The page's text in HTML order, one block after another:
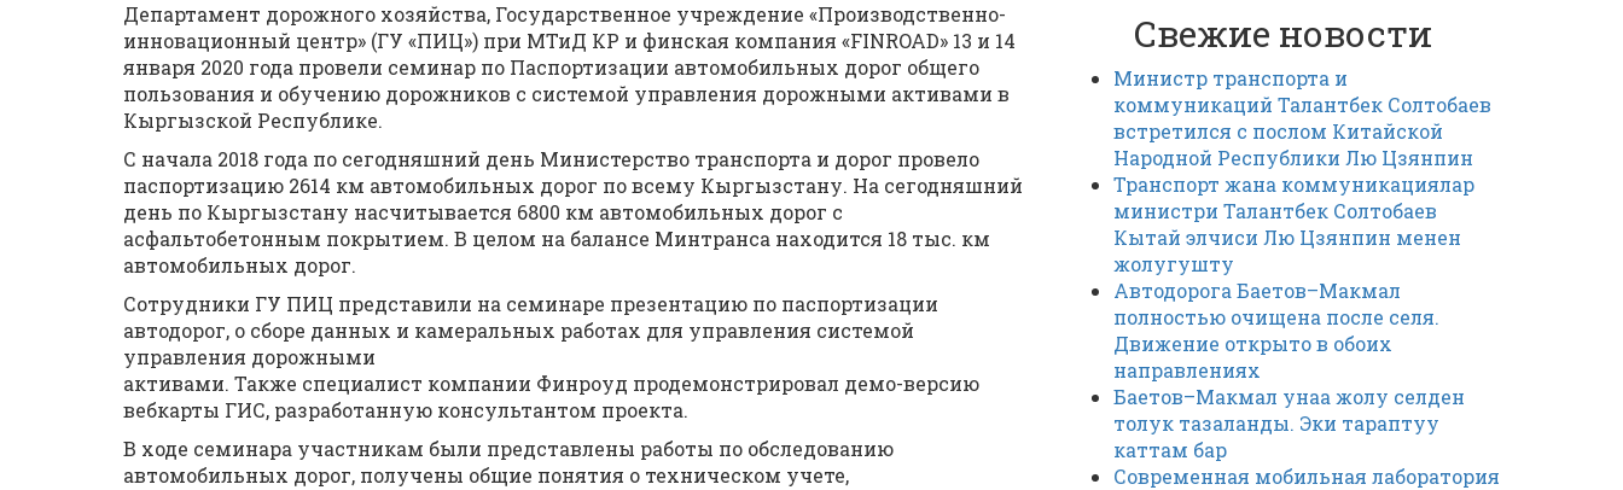
Департамент дорожного хозяйства, Государственное учреждение «Производственно-
инновационный центр» (ГУ «ПИЦ») при МТиД КР и финская компания «FINROAD» 13 и 14
января 2020 года провели семинар по Паспортизации автомобильных дорог общего
пользования и обучению дорожников с системой управления дорожными активами в
Кыргызской Республике.
С начала 2018 года по сегодняшний день Министерство транспорта и дорог провело
паспортизацию 2614 км автомобильных дорог по всему Кыргызстану. На сегодняшний
день по Кыргызстану насчитывается 6800 км автомобильных дорог с
асфальтобетонным покрытием. В целом на балансе Минтранса находится 18 тыс. км
автомобильных дорог.
Сотрудники ГУ ПИЦ представили на семинаре презентацию по паспортизации
автодорог, о сборе данных и камеральных работах для управления системой
управления дорожными
активами. Также специалист компании Финроуд продемонстрировал демо-версию
вебкарты ГИС, разработанную консультантом проекта.
В ходе семинара участникам были представлены работы по обследованию
автомобильных дорог, получены общие понятия о техническом учете,
Свежие новости
Министр транспорта и
коммуникаций Талантбек Солтобаев
встретился с послом Китайской
Народной Республики Лю Цзянпин
Транспорт жана коммуникациялар
министри Талантбек Солтобаев
Кытай элчиси Лю Цзянпин менен
жолугушту
Автодорога Баетов–Макмал
полностью очищена после селя.
Движение открыто в обоих
направлениях
Баетов–Макмал унаа жолу селден
толук тазаланды. Эки тараптуу
каттам бар
Современная мобильная лаборатория